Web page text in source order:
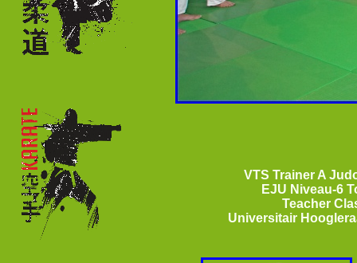
VTS Trainer A
EJU Niveau-6
Teacher
Universitair